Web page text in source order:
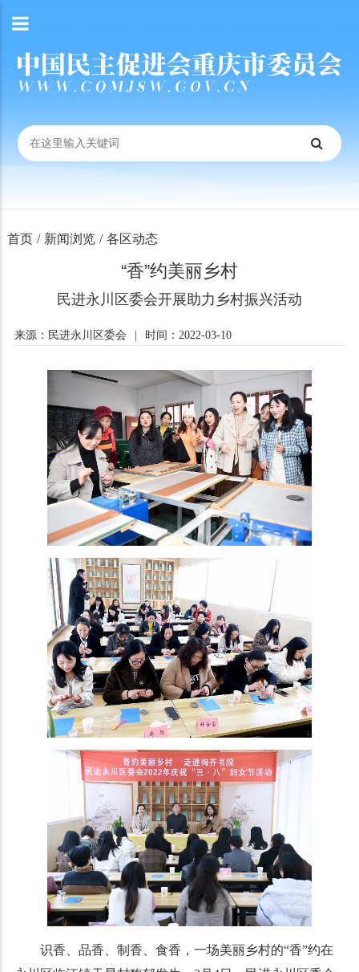
首页 / 新闻浏览 / 各区动态
“香”约美丽乡村
民进永川区委会开展助力乡村振兴活动
来源：民进永川区委会 时间：2022-03-10
识香、品香、制香、食香，一场美丽乡村的“香”约在